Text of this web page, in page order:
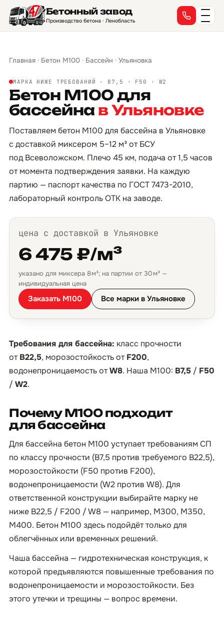
Бетонный завод
Производство бетона · Ленобласть
Главная · Бетон М100 · Бассейн · Ульяновка
МАРКА НИЖЕ ТРЕБОВАНИЙ · B7,5 · F50 · W2
Бетон М100 для
бассейна в Ульяновке
Поставляем бетон М100 для бассейна в Ульяновке
с доставкой миксером 5–12 м³ от БСУ
под Всеволожском. Плечо 45 км, подача от 1,5 часов
от момента подтверждения заявки. На каждую
партию — паспорт качества по ГОСТ 7473-2010,
лабораторный контроль ОТК на заводе.
цена с доставкой в Ульяновке
6 475 ₽/м³
указано для миксера 8 м³; на партии от 30 м³ —
индивидуальная цена
Заказать М100 Все марки в Ульяновке
Требования для бассейна: класс прочности
отB22,5, морозостойкость отF200,
водонепроницаемость отW8. Наша М100: B7,5 / F50
/ W2.
Почему М100 подходит
для бассейна
Для бассейна бетон М100 уступает требованиям СП
по классу прочности (B7,5 против требуемого B22,5),
морозостойкости (F50 против F200),
водонепроницаемости (W2 против W8). Для
ответственной конструкции выбирайте марку не
ниже B22,5 / F200 / W8 — например, М300, М350,
М400. Бетон М100 здесь подойдёт только для
облегчённых или временных решений.
Чаша бассейна — гидротехническая конструкция, к
которой предъявляются повышенные требования по
водонепроницаемости и морозостойкости. Без
этого утечки и трещины — вопрос времени.